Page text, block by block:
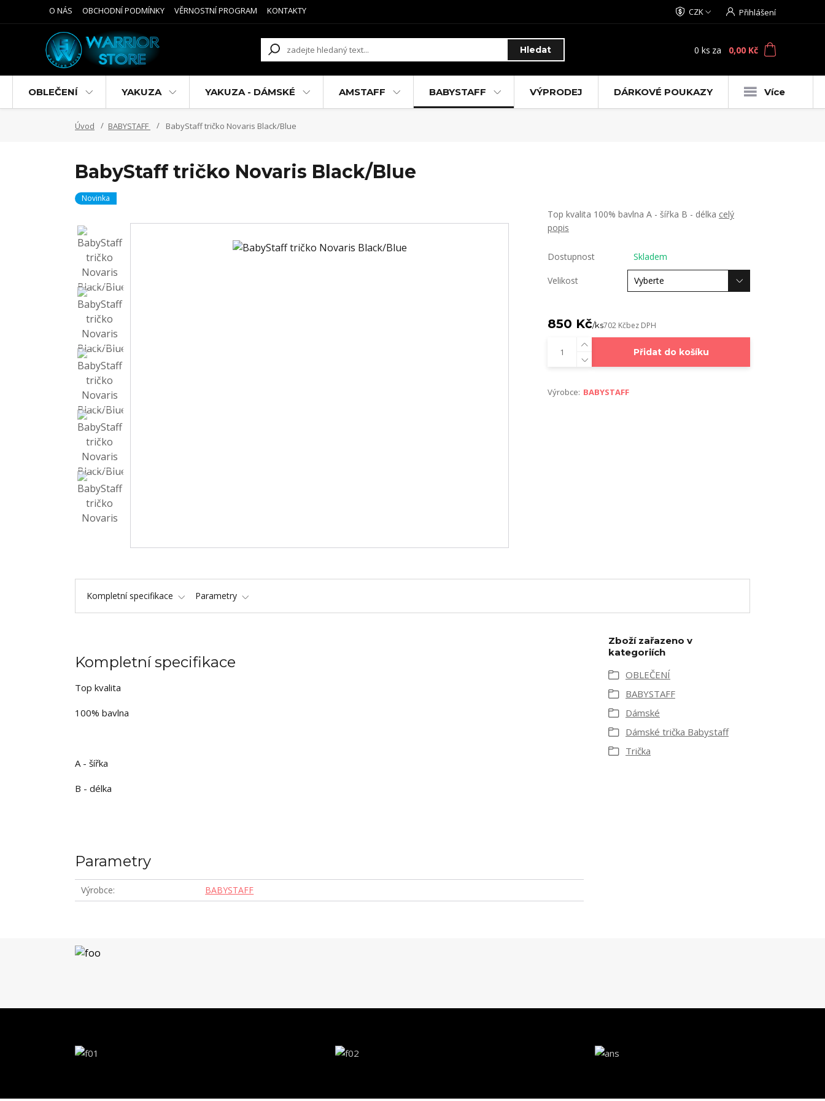
O NÁS OBCHODNÍ PODMÍNKY VĚRNOSTNÍ PROGRAM KONTAKTY CZK Přihlášení
Hledat 0 ks za 0,00 Kč
OBLEČENÍ YAKUZA YAKUZA - DÁMSKÉ AMSTAFF BABYSTAFF VÝPRODEJ DÁRKOVÉ POUKAZY Více
Úvod BABYSTAFF BabyStaff tričko Novaris Black/Blue
BabyStaff tričko Novaris Black/Blue
Novinka
Top kvalita 100% bavlna A - šířka B - délka celý
popis
Dostupnost Skladem
Velikost
850 Kč/ks702 Kčbez DPH
Přidat do košíku
Výrobce: BABYSTAFF
Kompletní specifikace Parametry
Kompletní specifikace
Top kvalita
100% bavlna
A - šířka
B - délka
Parametry
Výrobce BABYSTAFF
Zboží zařazeno v
kategoriích
OBLEČENÍ
BABYSTAFF
Dámské
Dámské trička Babystaff
Trička